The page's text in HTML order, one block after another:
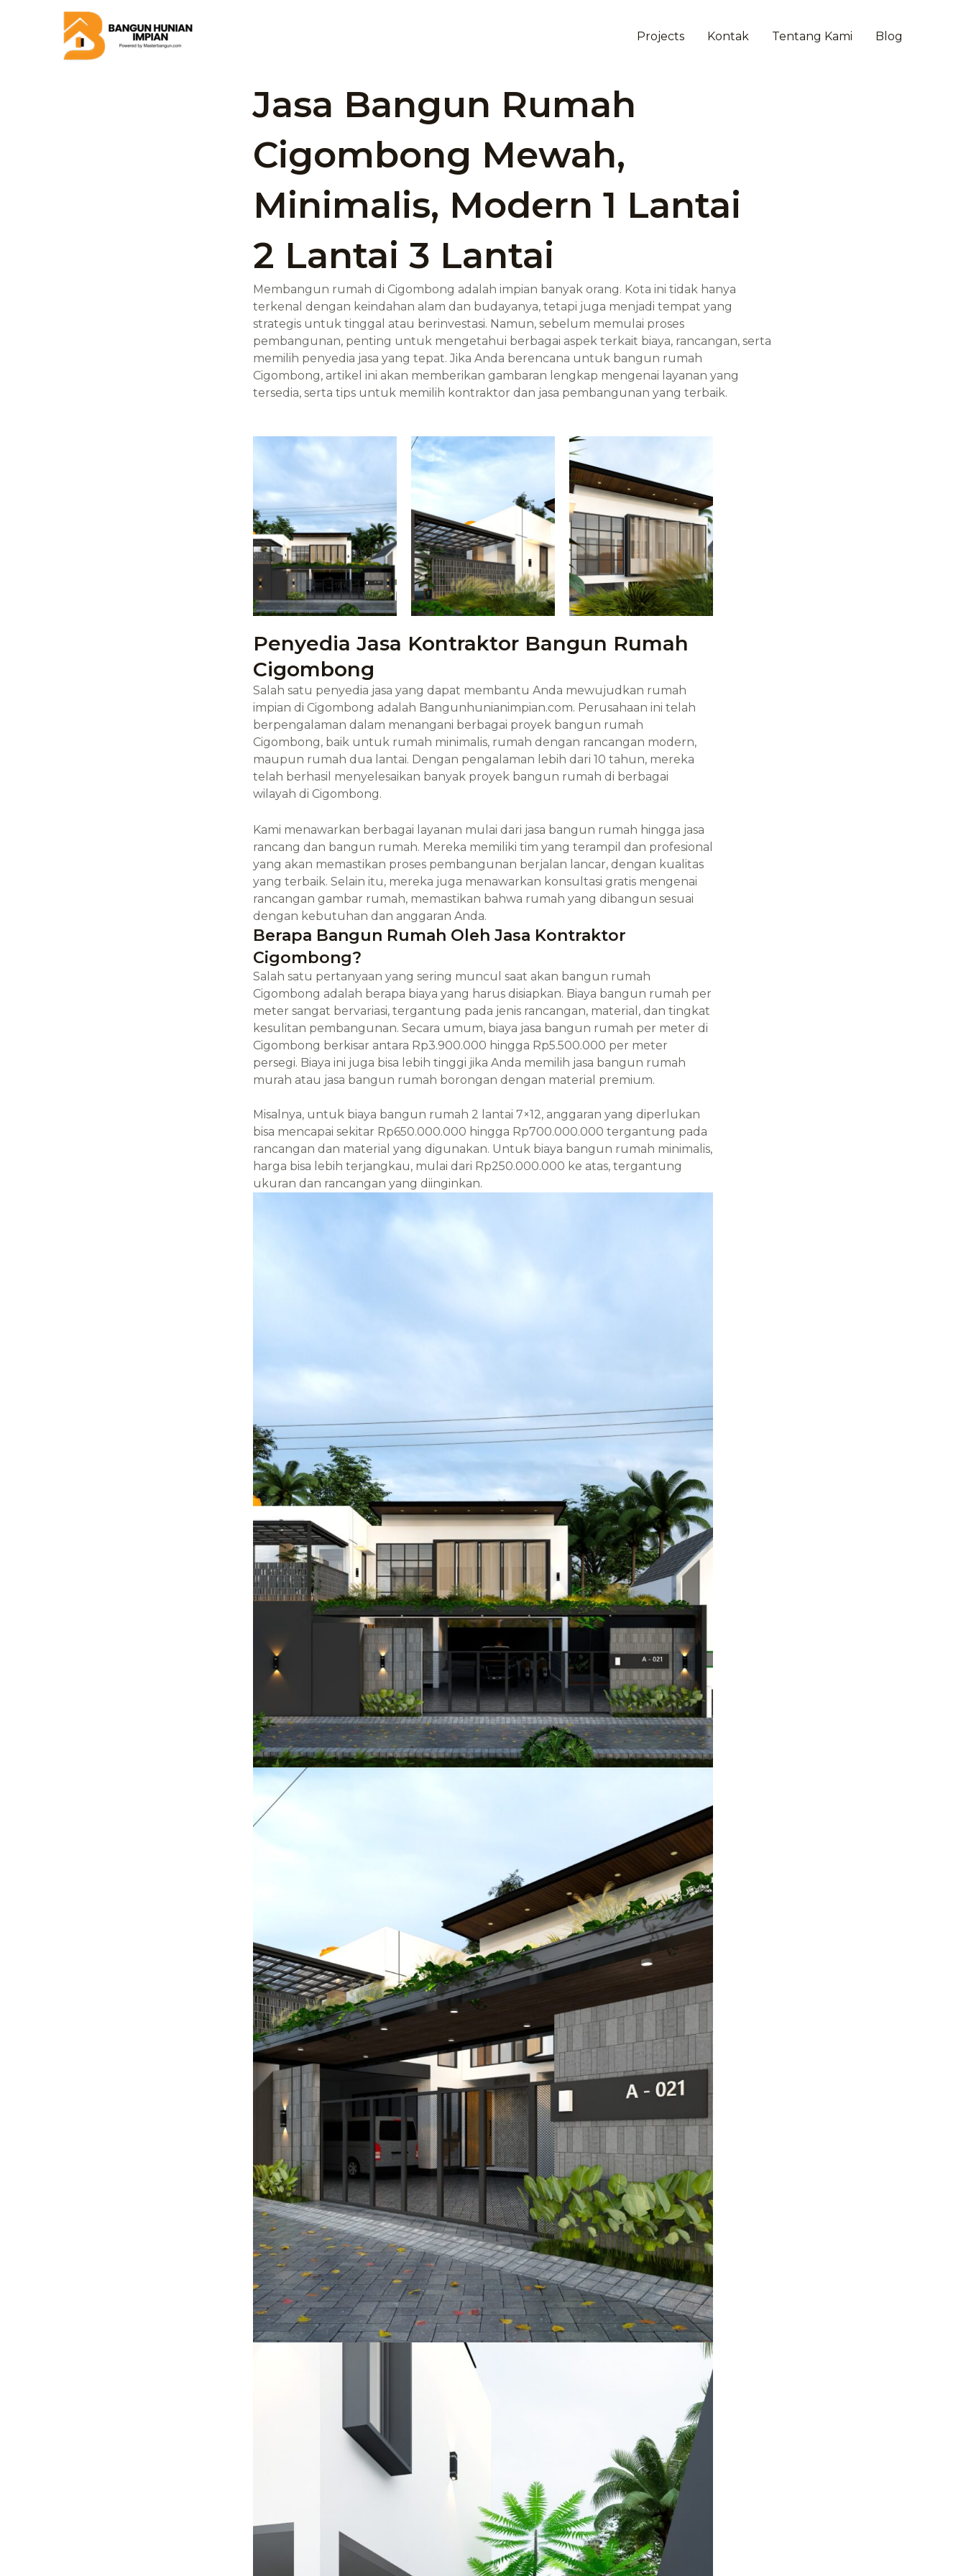
Projects Kontak Tentang Kami Blog
Jasa Bangun Rumah
Cigombong Mewah,
Minimalis, Modern 1 Lantai
2 Lantai 3 Lantai
Membangun rumah di Cigombong adalah impian banyak orang. Kota ini tidak hanya
terkenal dengan keindahan alam dan budayanya, tetapi juga menjadi tempat yang
strategis untuk tinggal atau berinvestasi. Namun, sebelum memulai proses
pembangunan, penting untuk mengetahui berbagai aspek terkait biaya, rancangan, serta
memilih penyedia jasa yang tepat. Jika Anda berencana untuk bangun rumah
Cigombong, artikel ini akan memberikan gambaran lengkap mengenai layanan yang
tersedia, serta tips untuk memilih kontraktor dan jasa pembangunan yang terbaik.
Penyedia Jasa Kontraktor Bangun Rumah
Cigombong
Salah satu penyedia jasa yang dapat membantu Anda mewujudkan rumah
impian di Cigombong adalah Bangunhunianimpian.com. Perusahaan ini telah
berpengalaman dalam menangani berbagai proyek bangun rumah
Cigombong, baik untuk rumah minimalis, rumah dengan rancangan modern,
maupun rumah dua lantai. Dengan pengalaman lebih dari 10 tahun, mereka
telah berhasil menyelesaikan banyak proyek bangun rumah di berbagai
wilayah di Cigombong.
Kami menawarkan berbagai layanan mulai dari jasa bangun rumah hingga jasa
rancang dan bangun rumah. Mereka memiliki tim yang terampil dan profesional
yang akan memastikan proses pembangunan berjalan lancar, dengan kualitas
yang terbaik. Selain itu, mereka juga menawarkan konsultasi gratis mengenai
rancangan gambar rumah, memastikan bahwa rumah yang dibangun sesuai
dengan kebutuhan dan anggaran Anda.
Berapa Bangun Rumah Oleh Jasa Kontraktor
Cigombong?
Salah satu pertanyaan yang sering muncul saat akan bangun rumah
Cigombong adalah berapa biaya yang harus disiapkan. Biaya bangun rumah per
meter sangat bervariasi, tergantung pada jenis rancangan, material, dan tingkat
kesulitan pembangunan. Secara umum, biaya jasa bangun rumah per meter di
Cigombong berkisar antara Rp3.900.000 hingga Rp5.500.000 per meter
persegi. Biaya ini juga bisa lebih tinggi jika Anda memilih jasa bangun rumah
murah atau jasa bangun rumah borongan dengan material premium.
Misalnya, untuk biaya bangun rumah 2 lantai 7×12, anggaran yang diperlukan
bisa mencapai sekitar Rp650.000.000 hingga Rp700.000.000 tergantung pada
rancangan dan material yang digunakan. Untuk biaya bangun rumah minimalis,
harga bisa lebih terjangkau, mulai dari Rp250.000.000 ke atas, tergantung
ukuran dan rancangan yang diinginkan.